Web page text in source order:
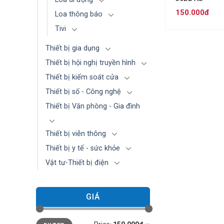
Loa thông báo
Tivi
Thiết bị gia dụng
Thiết bị hội nghị truyền hình
Thiết bị kiểm soát cửa
Thiết bị số - Công nghệ
Thiết bị Văn phòng - Gia đình
Thiết bị viễn thông
Thiết bị y tế - sức khỏe
Vật tư-Thiết bị điện
GIÁ
Min
Max
150.000đ